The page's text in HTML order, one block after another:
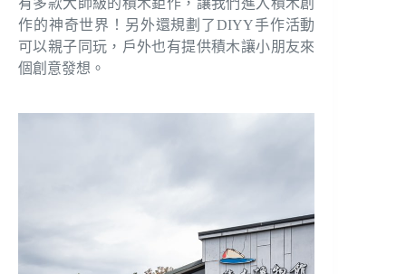
有多款大師級的積木鉅作，讓我們進入積木創
作的神奇世界！另外還規劃了DIYY手作活動
可以親子同玩，戶外也有提供積木讓小朋友來
個創意發想。